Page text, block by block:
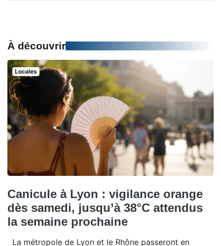
À découvrir
Locales
Canicule à Lyon : vigilance orange
dès samedi, jusqu’à 38°C attendus
la semaine prochaine
La métropole de Lyon et le Rhône passeront en